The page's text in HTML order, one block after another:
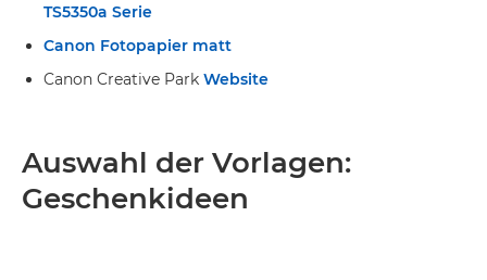
TS5350a Serie
Canon Fotopapier matt
Canon Creative Park Website
Auswahl der Vorlagen:
Geschenkideen